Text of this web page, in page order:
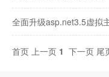
全面升级asp.net3.5虚拟
首页 上一页 1 下一页 尾